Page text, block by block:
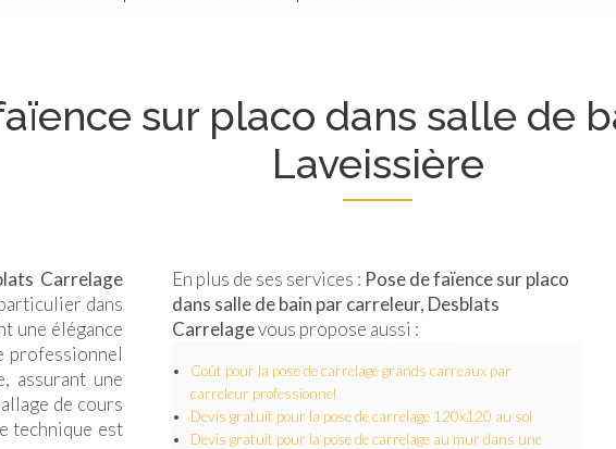
sur placo dans salle de
Laveissière
Carrelage
dans
une élégance
professionnel
assurant une
de cours
technique est
En plus de ses services : Pose de faïence sur placo
dans salle de bain par carreleur, Desblats
Carrelagevous propose aussi :
Coût pour la pose de carrelage grands carreaux par
carreleur professionnel
Devis gratuit pour la pose de carrelage 120x120 au sol
Devis gratuit pour la pose de carrelage au mur dans une